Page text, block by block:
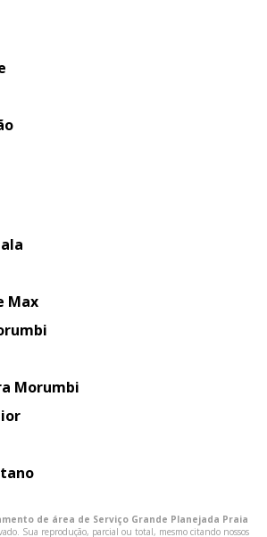
Max
Morumbi
de área de Serviço Grande Planejada Praia
Sua reprodução, parcial ou total, mesmo citando nossos